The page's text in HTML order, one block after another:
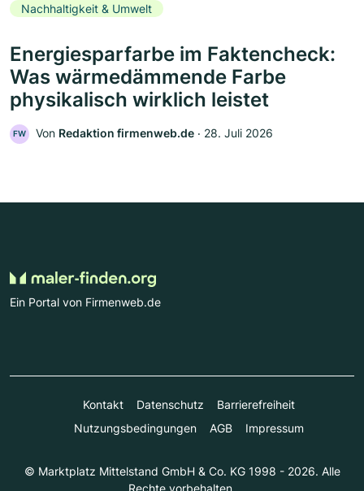
Nachhaltigkeit & Umwelt
Energiesparfarbe im Faktencheck:
Was wärmedämmende Farbe
physikalisch wirklich leistet
FW Von Redaktion firmenweb.de ‧ 28. Juli 2026
Ein Portal von Firmenweb.de
Kontakt Datenschutz
Barrierefreiheit
Nutzungsbedingungen
AGB Impressum
© Marktplatz Mittelstand GmbH & Co. KG 1998 - 2026. Alle